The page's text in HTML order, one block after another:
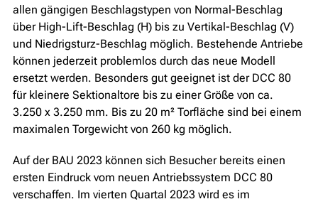
allen gängigen Beschlagstypen von Normal-Beschlag
über High-Lift-Beschlag (H) bis zu Vertikal-Beschlag (V)
und Niedrigsturz-Beschlag möglich. Bestehende Antriebe
können jederzeit problemlos durch das neue Modell
ersetzt werden. Besonders gut geeignet ist der DCC 80
für kleinere Sektionaltore bis zu einer Größe von ca.
3.250 x 3.250 mm. Bis zu 20 m² Torfläche sind bei einem
maximalen Torgewicht von 260 kg möglich.
Auf der BAU 2023 können sich Besucher bereits einen
ersten Eindruck vom neuen Antriebssystem DCC 80
verschaffen. Im vierten Quartal 2023 wird es im